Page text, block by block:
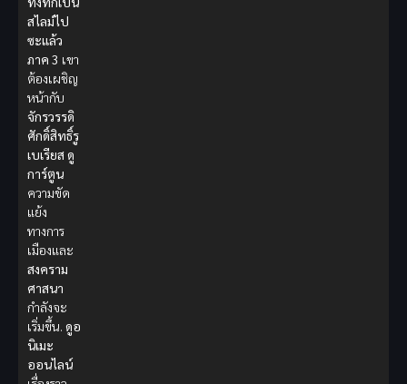
สไลม์ไป
ซะแล้ว
ภาค 3 เขา
ต้องเผชิญ
หน้ากับ
จักรวรรดิ
ศักดิ์สิทธิ์รู
เบเรียสดู
การ์ตูน
ความขัด
แย้ง
ทางการ
เมืองและ
สงคราม
ศาสนา
กำลังจะ
เริ่มขึ้น. ดูอ
นิเมะ
ออนไลน์